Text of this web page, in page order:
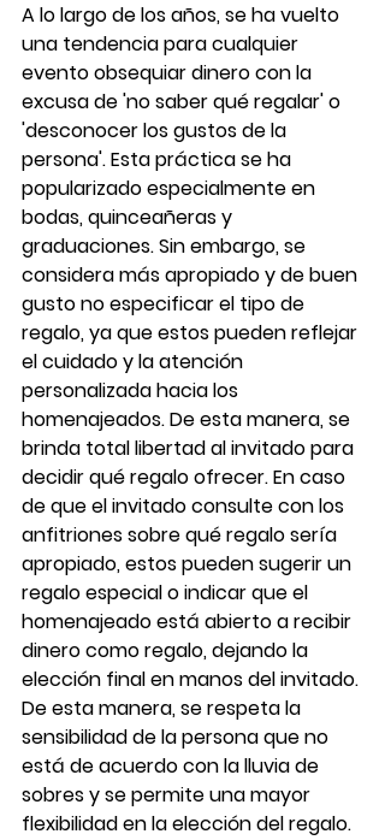
A lo largo de los años, se ha vuelto
una tendencia para cualquier
evento obsequiar dinero con la
excusa de 'no saber qué regalar' o
'desconocer los gustos de la
persona'. Esta práctica se ha
popularizado especialmente en
bodas, quinceañeras y
graduaciones. Sin embargo, se
considera más apropiado y de buen
gusto no especificar el tipo de
regalo, ya que estos pueden reflejar
el cuidado y la atención
personalizada hacia los
homenajeados. De esta manera, se
brinda total libertad al invitado para
decidir qué regalo ofrecer. En caso
de que el invitado consulte con los
anfitriones sobre qué regalo sería
apropiado, estos pueden sugerir un
regalo especial o indicar que el
homenajeado está abierto a recibir
dinero como regalo, dejando la
elección final en manos del invitado.
De esta manera, se respeta la
sensibilidad de la persona que no
está de acuerdo con la lluvia de
sobres y se permite una mayor
flexibilidad en la elección del regalo.